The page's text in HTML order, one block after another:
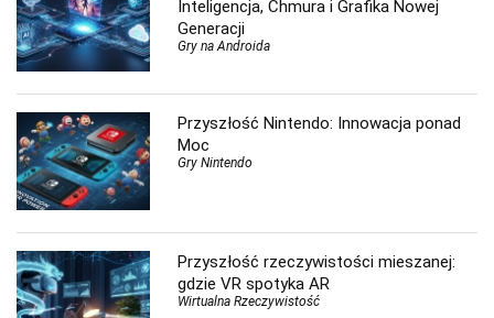
Inteligencja, Chmura i Grafika Nowej
Generacji
Gry na Androida
Przyszłość Nintendo: Innowacja ponad
Moc
Gry Nintendo
Przyszłość rzeczywistości mieszanej:
gdzie VR spotyka AR
Wirtualna Rzeczywistość